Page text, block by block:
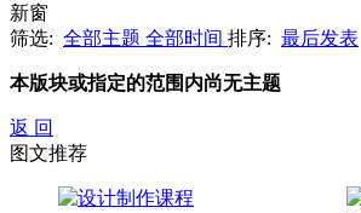
新窗
筛选: 全部主题 全部时间 排序: 最后发表
本版块或指定的范围内尚无主题
返 回
图文推荐